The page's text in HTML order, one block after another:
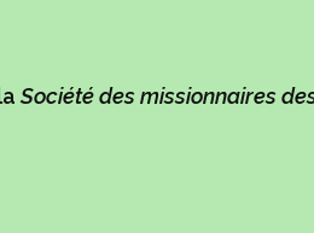
Société des missionnaires